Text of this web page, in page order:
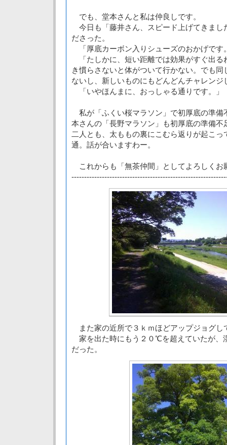
でも、堂本さんと私は仲良しです。
今日も「藤井さん、スピード上げてきまし
ださった。
「厚底カーボン入りシューズのおかげです
「たしかに、短い距離では効果がすぐ出る
き慣らさないと体がついて行かない。でも
ないし、新しいものにもどんどんチャレンジ
「いやほんまに、おっしゃる通りです。」
私が「ふくい桜マラソン」で初厚底の準備
本さんの「長野マラソン」も初厚底の準備不
二人とも、太ももの裏にこむら返りが起こ
通。話が合いますわー。
これからも「無茶仲間」としてよろしくお
また家の近所で３ｋｍほどアップジョグし
家を出た時にもう２０℃を超えていたが、
だった。